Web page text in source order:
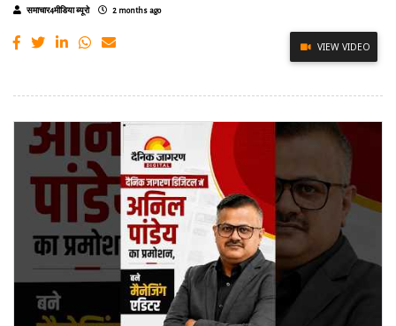
समाचार4मीडिया ब्यूरो 2 months ago
VIEW VIDEO